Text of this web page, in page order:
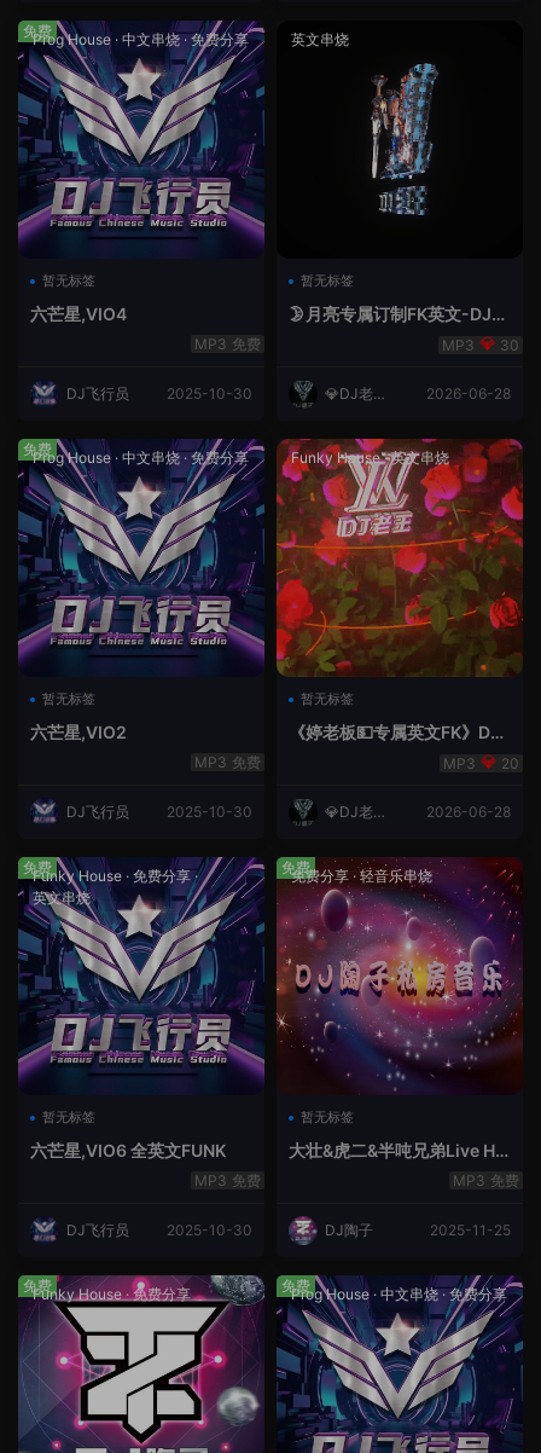
Prog House · 中文串烧·免费分享
暂无标签
六芒星,VIO4
免费
DJ飞行员 2025-10-30
免费 英文串烧
暂无标签
🌛月亮专属订制FK英文-DJ老
30
💎DJ老王
2026-06-28
Prog House · 中文串烧·免费分享
暂无标签
六芒星,VIO2
免费
DJ飞行员 2025-10-30
免费 Funky House·英文串烧
暂无标签
《婷老板💵专属英文FK》DJ
20
💎DJ老王
2026-06-28
Funky House · 免费分享·
英文串烧
暂无标签
六芒星,VIO6 全英文FUNK
免费
DJ飞行员 2025-10-30
免费 免费分享 ·轻音乐串烧
暂无标签
大壮&虎二&半吨兄弟Live Ho
免费
DJ陶子 2025-11-25
免费
Funky House·免费分享
免费 Prog House · 中文串烧·免费分享
免费